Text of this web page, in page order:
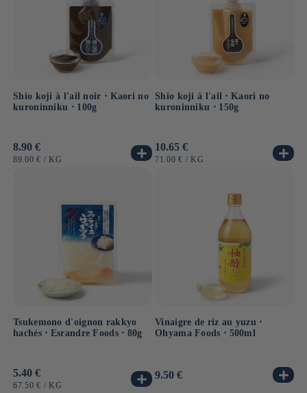
Shio koji à l'ail noir ⋅ Kaori no
kuroninniku ⋅ 100g
Prix
habituel
8.90 €
PRIX
89.00 € / PAR
KG
Shio koji à l'ail ⋅ Kaori no
kuroninniku ⋅ 150g
Prix
habituel
10.65 €
PRIX
71.00 € / PAR
KG
Tsukemono d'oignon rakkyo
hachés ⋅ Esrandre Foods ⋅ 80g
Prix
habituel
5.40 €
PRIX
67.50 € / PAR
KG
Vinaigre de riz au yuzu ⋅
Ohyama Foods ⋅ 500ml
Prix
9.50 €